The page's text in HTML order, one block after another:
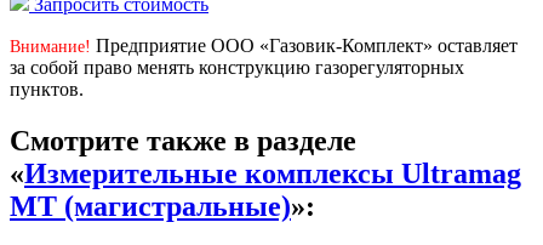
Запросить стоимость
Внимание! Предприятие ООО «Газовик-Комплект» оставляет
за собой право менять конструкцию газорегуляторных
пунктов.
Смотрите также в разделе
«Измерительные комплексы Ultramag
MT (магистральные)»: